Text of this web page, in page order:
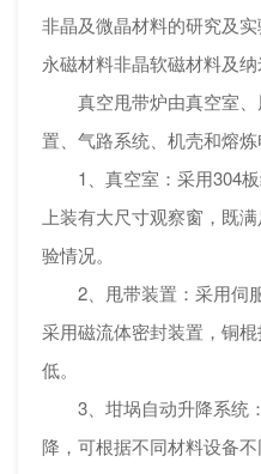
非晶及微晶材料的研究及
永磁材料非晶软磁材料及纳
真空甩带炉由真空室、
置、气路系统、机壳和熔炼
1、真空室：采用304板
上装有大尺寸观察窗，既
验情况。
2、甩带装置：采用伺
采用磁流体密封装置，铜
低。
3、坩埚自动升降系统
降，可根据不同材料设备不